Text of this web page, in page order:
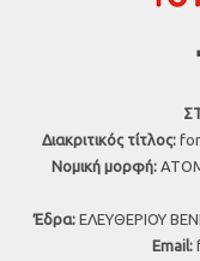
Διακριτικός τίτλος:
Νομική μορφή:
Έδρα: ΕΛΕΥΘΕΡΙΟΥ
Εmail: